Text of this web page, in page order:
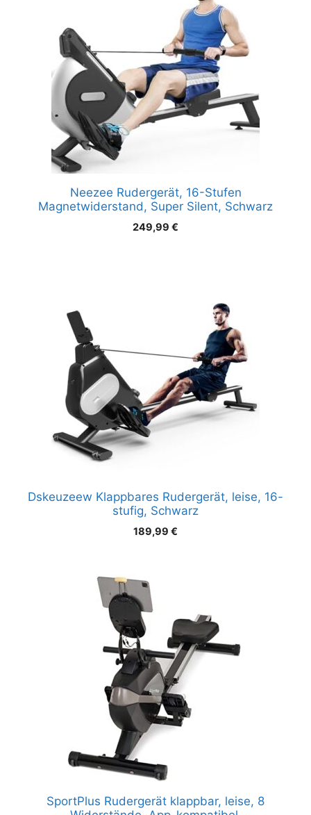
Neezee Rudergerät, 16-Stufen
Magnetwiderstand, Super Silent, Schwarz
249,99 €
Dskeuzeew Klappbares Rudergerät, leise, 16-
stufig, Schwarz
189,99 €
SportPlus Rudergerät klappbar, leise, 8